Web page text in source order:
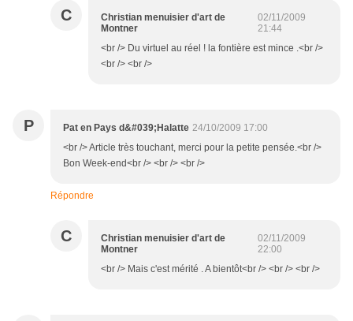
C
Christian menuisier d'art de
Montner
02/11/2009
21:44
<br /> Du virtuel au réel ! la fontière est mince .<br />
<br /> <br />
P Pat en Pays d&#039;Halatte 24/10/2009 17:00
<br /> Article très touchant, merci pour la petite pensée.<br />
Bon Week-end<br /> <br /> <br />
Répondre
C
Christian menuisier d'art de
Montner
02/11/2009
22:00
<br /> Mais c'est mérité . A bientôt<br /> <br /> <br />